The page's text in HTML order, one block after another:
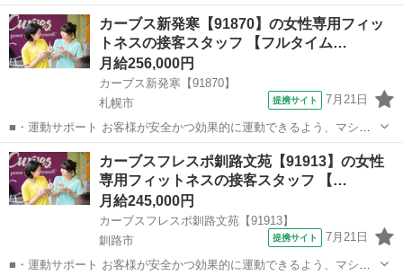
の使い方をアドバイスします。運動が初めての方や苦手な方がほとん
どなので、難しい指導はありません。「今日はこの動きを意識しまし
ょう！」といったお声がけをしながら、...
北海道 石狩市 その他
カーブス新発寒【91870】の女性専用フィッ
トネスの接客スタッフ 【フルタイム…
月給256,000円
カーブス新発寒【91870】
札幌市
提携サイト 7月21日
■・運動サポート お客様が安全かつ効果的に運動できるよう、マシン
の使い方をアドバイスします。運動が初めての方や苦手な方がほとん
どなので、難しい指導はありません。「今日はこの動きを意識しまし
ょう！」といったお声がけをしながら、...
北海道 札幌市 その他
カーブスフレスポ釧路文苑【91913】の女性
専用フィットネスの接客スタッフ 【…
月給245,000円
カーブスフレスポ釧路文苑【91913】
釧路市
提携サイト 7月21日
■・運動サポート お客様が安全かつ効果的に運動できるよう、マシン